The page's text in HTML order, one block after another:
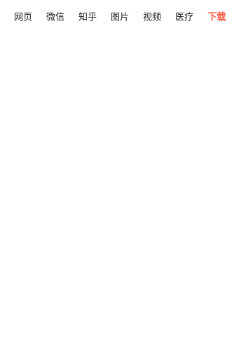
网页 微信 知乎 图片 视频 医疗 下载